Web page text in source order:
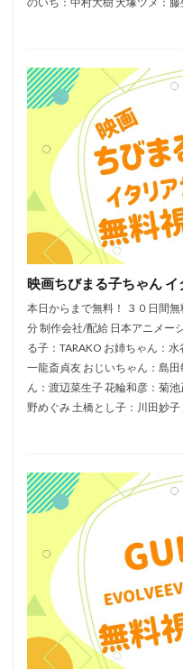
草尾毅
草川啓造
荒井和人
荒井洸子
荒川美穂
荒木哲郎
荒木雅子
荒木香恵
荒野のコトブキ飛行隊製
荘真由美
菅原文太
菅沼久義
織江珠生
福田充徳（チュートリアル
窪岡俊之
窪田正孝
立壁和也
立川三貴
立川談春
稲葉菜月
立花理香
竜の子プロダクション
竹内順子
秋田谷典
福田彩乃
福田賢二
秋元羊介
秋山竜次〈ロバート〉
秦佐和子
種田梨沙
稲垣来泉
稲田徹
稲葉卓也
竹富聖花
映画ちびまる子ちゃん
本日からまで無料！ ３０日間
分 制作会社/配給 日本アニメー
る子：TARAKO お姉ちゃん：
一龍斎貞友 おじいちゃん：島
ん：渡辺菜生子 花輪和彦：菊
野めぐみ 土橋とし子：川田妙